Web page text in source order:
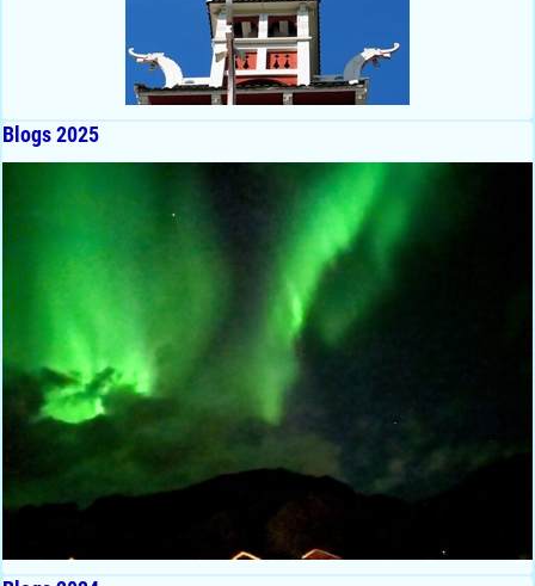
Blogs 2025